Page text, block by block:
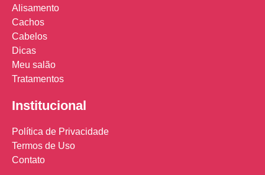
Alisamento
Cachos
Cabelos
Dicas
Meu salão
Tratamentos
Institucional
Política de Privacidade
Termos de Uso
Contato